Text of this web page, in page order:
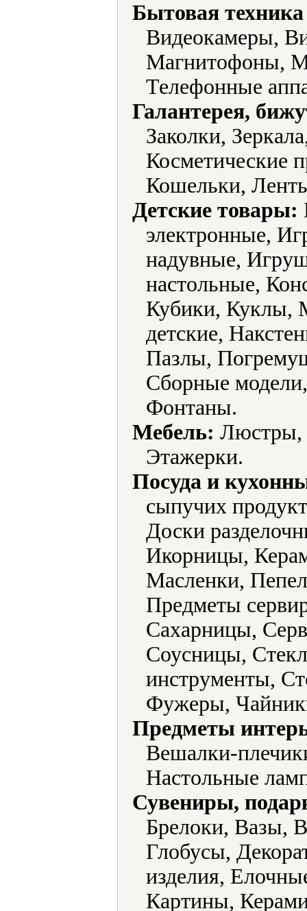
Бытовая
Видеокамеры,
Магнитофоны,
Телефонные
Галантерея,
Заколки,
Косметические
Кошельки,
Детские товары:
электронные,
надувные,
настольные,
Кубики, Куклы,
детские,
Пазлы,
Сборные
Фонтаны.
Мебель: Люстры,
Этажерки.
Посуда и
сыпучих
Доски
Икорницы,
Масленки,
Предметы
Сахарницы,
Соусницы,
инструменты,
Фужеры,
Предметы
Вешалки-
Настольные
Сувениры,
Брелоки, Вазы,
Глобусы,
изделия,
Картины,